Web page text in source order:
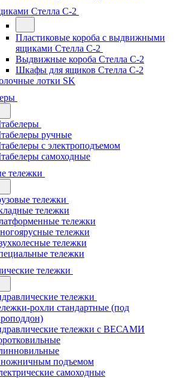
Стелла С-2
Пластиковые короба с выдвижными
ящиками Стелла С-2
Выдвижные короба Стелла С-2
Шкафы для ящиков Стелла С-2
лотки SK
ручные
с электроподъемом
самоходные
тележки
тележки
тележки
тележки
тележки
тележки
тележки
тележки
тележки
рохли стандартные (под
тележки с ВЕСАМИ
подъемом
самоходные